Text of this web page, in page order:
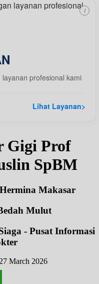
profesional kami
Lihat Layanan>
i
Gigi Prof
SpBM
Makasar
Mulut
- Pusat Informasi
March 2026